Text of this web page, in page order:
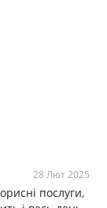
28 Лют 2025
послуги,